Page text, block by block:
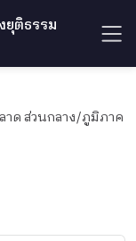
ยุติธรรม
าด ส่วนกลาง/ภูมิภาค